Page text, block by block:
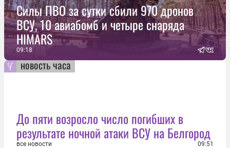
Силы ПВО за сутки сбили 970 дронов
ВСУ, 10 авиабомб и четыре снаряда
HIMARS
09:18
новость часа
До пяти возросло число погибших в
результате ночной атаки ВСУ на Белгород
все новости 09:51